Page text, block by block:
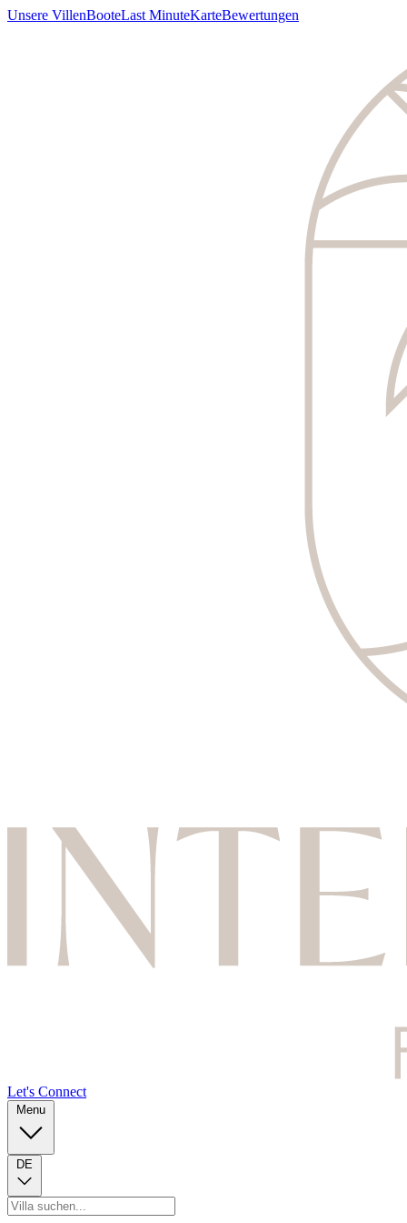
Unsere VillenBooteLast MinuteKarteBewertungen
Let's Connect